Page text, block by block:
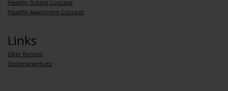
Healthy School Concept
Healthy Apartment Concept
Links
Über Renson
Stellenangebote